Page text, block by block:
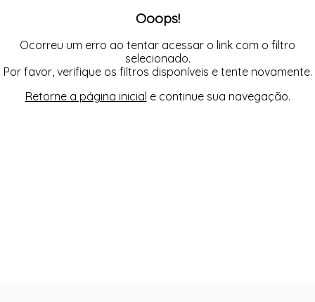
Ooops!
Ocorreu um erro ao tentar acessar o link com o filtro
selecionado.
Por favor, verifique os filtros disponíveis e tente novamente.
Retorne a página inicial e continue sua navegação.